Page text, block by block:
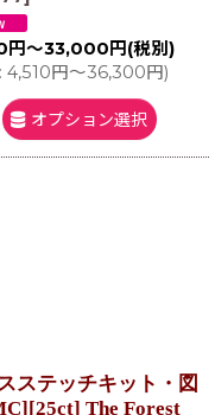
円～33,000 円 (税別)
: 4,510円～36,300円)
オプション選択
ステッチキット・図
The Forest